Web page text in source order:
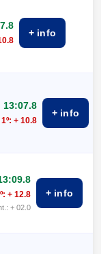
+ info
13:07.8
1º: + 10.8
+ info
+ 12.8
+ 02.0
+ info